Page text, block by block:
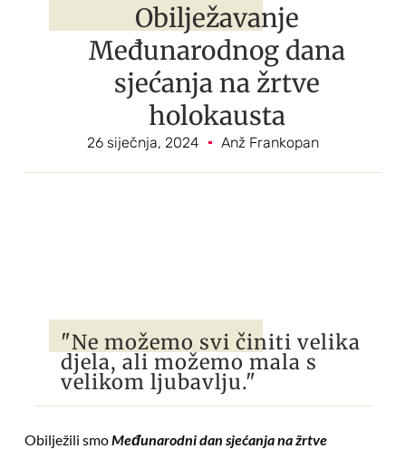
Obilježavanje
Međunarodnog dana
sjećanja na žrtve
holokausta
26 siječnja, 2024 Anž Frankopan
"Ne možemo svi činiti velika
djela, ali možemo mala s
velikom ljubavlju."
Obilježili smoMeđunarodni dan sjećanja na žrtve